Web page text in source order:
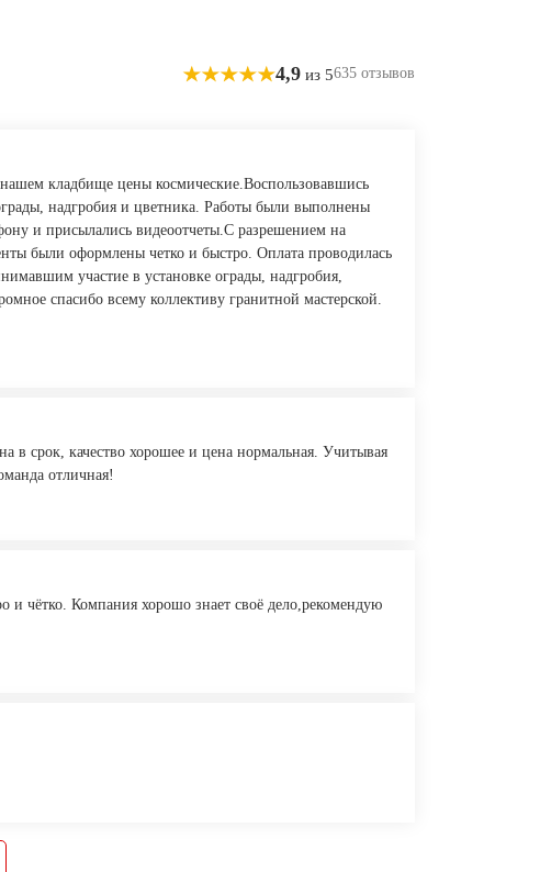
4,9 из 5635 отзывов
кладбище цены космические.Воспользовавшись
надгробия и цветника. Работы были выполнены
и присылались видеоотчеты.С разрешением на
были оформлены четко и быстро. Оплата проводилась
участие в установке ограды, надгробия,
спасибо всему коллективу гранитной мастерской.
в срок, качество хорошее и цена нормальная. Учитывая
отличная!
и чётко. Компания хорошо знает своё дело,рекомендую